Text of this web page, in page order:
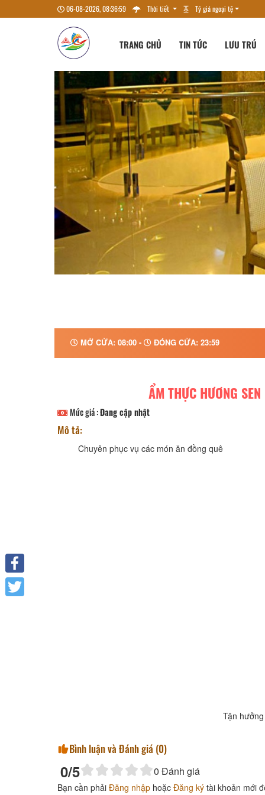
06-08-2026, 08:37:00 Thời tiết Tỷ giá ngoại tệ
TRANG CHỦ TIN TỨC LƯU TRÚ
MỞ CỬA: 08:00 - ĐÓNG CỬA: 23:59
ẨM THỰC HƯƠNG SEN
Mức giá :Đang cập nhật
Mô tả:
Chuyên phục vụ các món ăn đồng quê
Tận
Bình luận và Đánh giá (0)
0/5 0 Đánh giá
Bạn cần phải Đăng nhập hoặc Đăng ký tài khoản mới
Facebook